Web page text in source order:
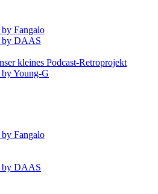
Fangalo
by DAAS
kleines Podcast-Retroprojekt
Young-G
Fangalo
by DAAS